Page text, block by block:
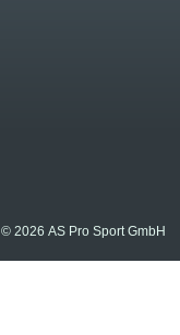
© 2026 AS Pro Sport GmbH